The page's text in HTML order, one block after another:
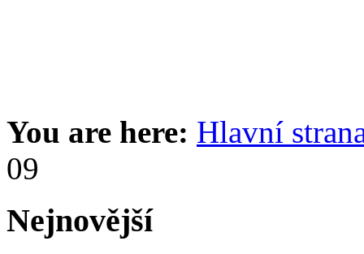
You are here: Hlavní
09
Nejnovější